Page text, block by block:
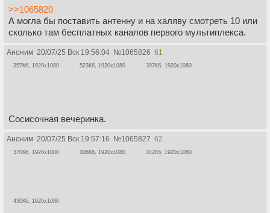
>>1065820
А могла бы поставить антенну и на халяву смотреть 10 или
сколько там бесплатных каналов первого мультиплекса.
Аноним 20/07/25 Вск 19:56:04 №1065826 61
357Кб, 1920x1080 523Кб, 1920x1080 397Кб, 1920x1080
Сосисочная вечеринка.
Аноним 20/07/25 Вск 19:57:16 №1065827 62
370Кб, 1920x1080 308Кб, 1920x1080 342Кб, 1920x1080
430Кб, 1920x1080